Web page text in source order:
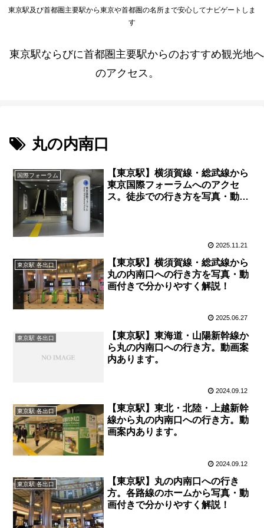
東京駅及び首都圏主要駅から東京や首都圏の名所まで安心してナビゲートしま
す
東京駅ならびに首都圏主要駅からのおすすめ観光地へ
のアクセス。
丸の内南口
国際フォーラム
【東京駅】横須賀線・総武線から
東京国際フォーラムへのアクセ
ス。徒歩での行き方を写真・動画
2025.11.21
東京駅 各出口
【東京駅】横須賀線・総武線から
丸の内南口への行き方を写真・動
画付きで分かりやすく解説！
2025.06.27
東京駅 各出口
【東京駅】東海道・山陽新幹線か
ら丸の内南口への行き方。動画案
内あります。
2024.09.12
東京駅 各出口
【東京駅】東北・北陸・上越新幹
線から丸の内南口への行き方。動
画案内あります。
2024.09.12
東京駅 各出口
【東京駅】丸の内南口への行き
方。各路線のホームから写真・動
画付きで分かりやすく解説！